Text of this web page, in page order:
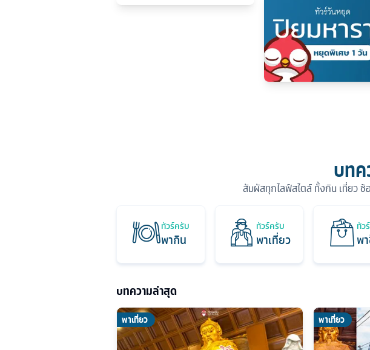
บทค
สัมผัสทุกไลฟ์สไตล์ ทั้งกิน เที่ยว ช้
ทัวร์ครับ
พากิน
ทัวร์ครับ
พาเที่ยว
ทัว
พ
บทความล่าสุด
พาเที่ยว พาเที่ยว